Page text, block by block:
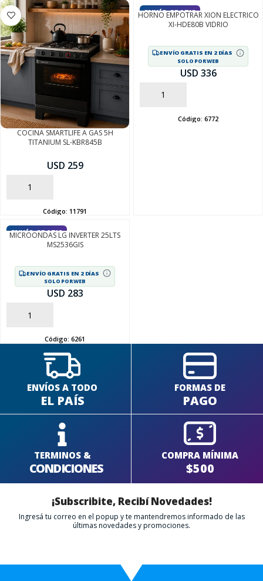
COCINA SMARTLIFE A GAS 5H
TITANIUM SL-KBR845B
USD 259
AÑADIR
Código: 11791
ENVÍO GRATIS
HORNO EMPOTRAR XION ELECTRICO
XI-HDE80B VIDRIO
ENVÍO GRATIS EN 2 DÍAS
SOLO POR WEB
USD 336
AÑADIR
Código: 6772
ENVÍO GRATIS
MICROONDAS LG INVERTER 25LTS
MS2536GIS
ENVÍO GRATIS EN 2 DÍAS
SOLO POR WEB
USD 283
AÑADIR
Código: 6261
ENVÍOS A TODO
EL PAÍS
FORMAS DE
PAGO
TERMINOS &
CONDICIONES
COMPRA MÍNIMA
$500
¡Subscribite, Recibí Novedades!
Ingresá tu correo en el popup y te mantendremos informado de las
últimas novedades y promociones.
SEGUÍ COMPRANDO
FINALIZÁ TU COMPRA